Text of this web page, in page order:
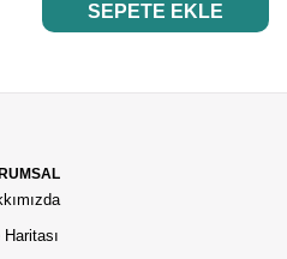
SEPETE EKLE